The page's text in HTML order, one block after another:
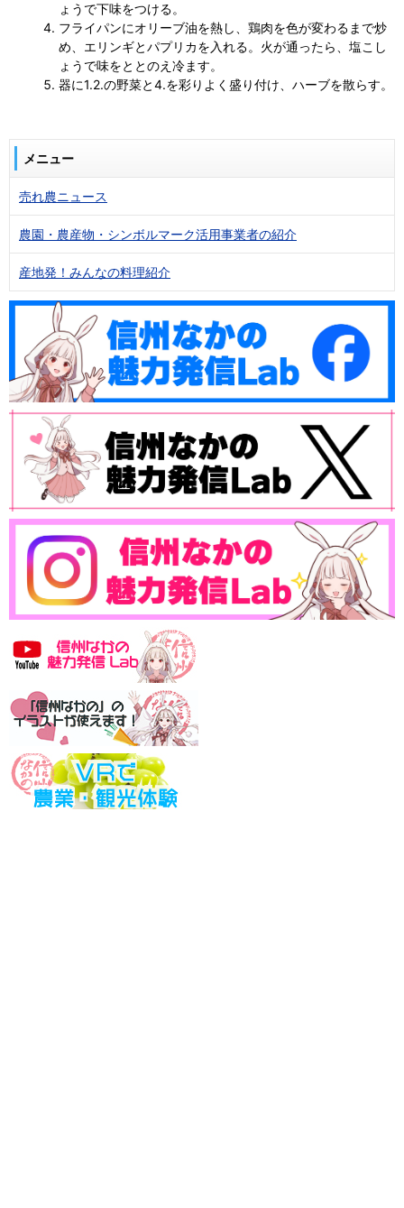
ょうで下味をつける。
フライパンにオリーブ油を熱し、鶏肉を色が変わるまで炒
め、エリンギとパプリカを入れる。火が通ったら、塩こし
ょうで味をととのえ冷ます。
器に1.2.の野菜と4.を彩りよく盛り付け、ハーブを散らす。
メニュー
売れ農ニュース
農園・農産物・シンボルマーク活用事業者の紹介
産地発！みんなの料理紹介